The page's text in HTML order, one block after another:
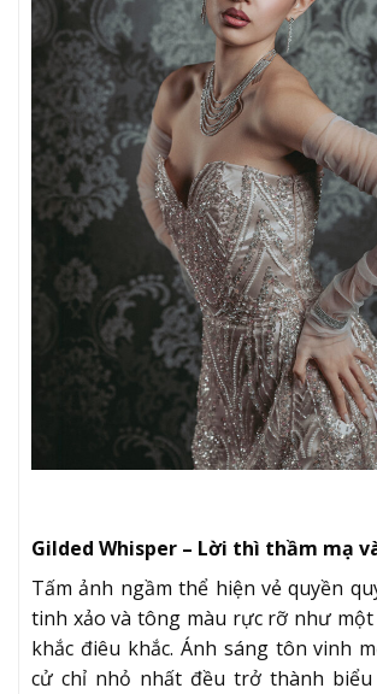
Gilded Whisper – Lời thì thầm mạ
Tấm ảnh ngầm thể hiện vẻ quyền
tinh xảo và tông màu rực rỡ như một
khắc điêu khắc. Ánh sáng tôn vinh
cử chỉ nhỏ nhất đều trở thành